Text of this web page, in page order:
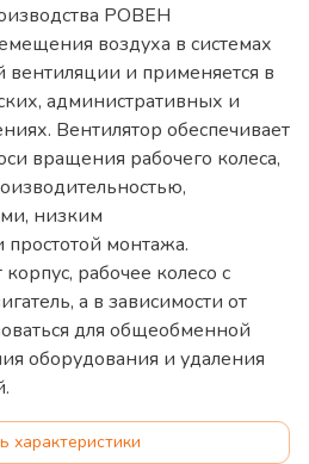
РОВЕН
воздуха в системах
и применяется в
административных и
Вентилятор обеспечивает
вращения рабочего колеса,
низким
монтажа.
рабочее колесо с
а в зависимости от
для общеобменной
оборудования и удаления
характеристики